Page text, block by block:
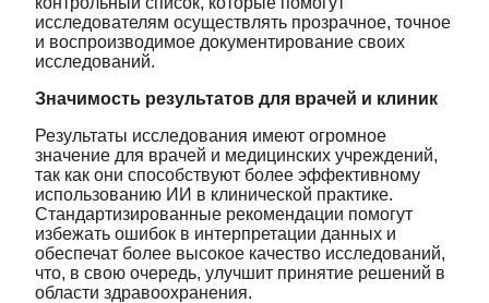
исследователям осуществлять прозрачное, точное
и воспроизводимое документирование своих
исследований.
Значимость результатов для врачей и клиник
Результаты исследования имеют огромное
значение для врачей и медицинских учреждений,
так как они способствуют более эффективному
использованию ИИ в клинической практике.
Стандартизированные рекомендации помогут
избежать ошибок в интерпретации данных и
обеспечат более высокое качество исследований,
что, в свою очередь, улучшит принятие решений в
области здравоохранения.